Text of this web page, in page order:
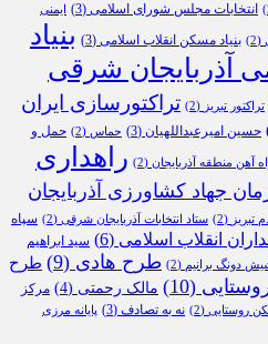
انتخابات مجلس شورای اسلامی (3) ایمنی
(2) بنیاد مسکن انقلاب اسلامی (3)
بنیاد
آذربایجان شرقی
تراکتور تبریز (2)
تراکتورسازی ایران
حسین امیرعبداللهیان (3) حماس (2)
حمل و
آهن منطقه آذربایجان (2)
راهداری
جهاد کشاورزی آذربایجان
(2) ستاد انتخابات آذربایجان شرقی (2)
سپاه
انقلاب اسلامی (6)
سید ابراهیم
دونگ برانیم (2) طرح هادی (9)
طرح
(10) مالک رحمتی (4)
مرکز
روستایی (2) نه به تصادف (3)
پایانه مرزی